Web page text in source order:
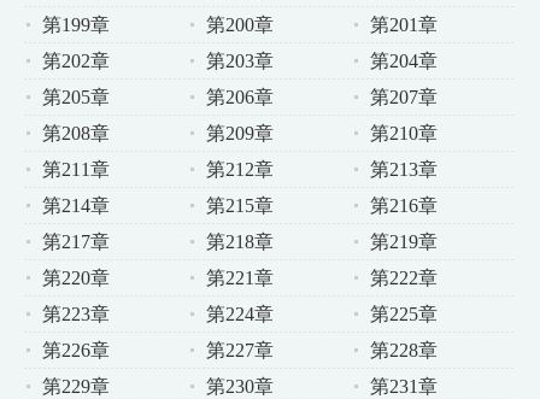
第199章
第200章
第201章
第202章
第203章
第204章
第205章
第206章
第207章
第208章
第209章
第210章
第211章
第212章
第213章
第214章
第215章
第216章
第217章
第218章
第219章
第220章
第221章
第222章
第223章
第224章
第225章
第226章
第227章
第228章
第229章
第230章
第231章